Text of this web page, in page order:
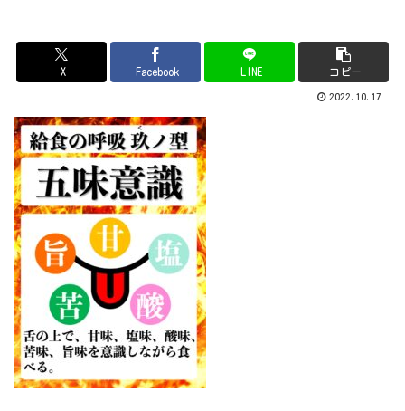
X Facebook LINE コピー
2022.10.17